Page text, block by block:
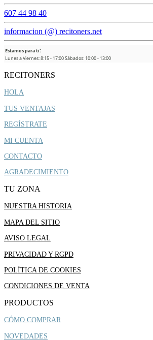
607 44 98 40
informacion (@) recitoners.net
Estamos para ti:
Lunes a Viernes: 8:15 - 17:00 Sábados: 10:00 - 13:00
RECITONERS
HOLA
TUS VENTAJAS
REGÍSTRATE
MI CUENTA
CONTACTO
AGRADECIMIENTO
TU ZONA
NUESTRA HISTORIA
MAPA DEL SITIO
AVISO LEGAL
PRIVACIDAD Y RGPD
POLÍTICA DE COOKIES
CONDICIONES DE VENTA
PRODUCTOS
CÓMO COMPRAR
NOVEDADES